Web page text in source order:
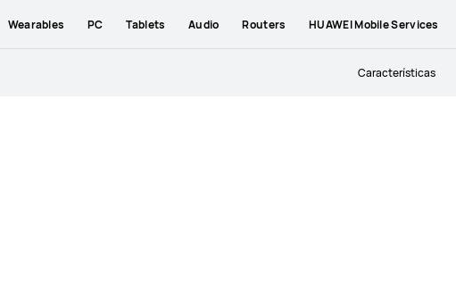
Wearables PC Tablets Audio Routers HUAWEI Mobile Services
Características